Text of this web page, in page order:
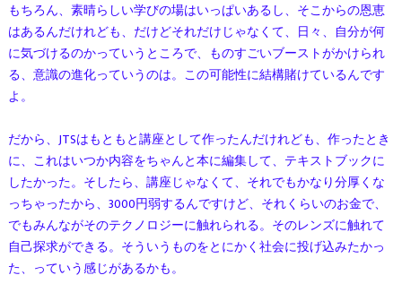
もちろん、素晴らしい学びの場はいっぱいあるし、そこからの恩恵
はあるんだけれども、だけどそれだけじゃなくて、日々、自分が何
に気づけるのかっていうところで、ものすごいブーストがかけられ
る、意識の進化っていうのは。この可能性に結構賭けているんです
よ。
だから、JTSはもともと講座として作ったんだけれども、作ったとき
に、これはいつか内容をちゃんと本に編集して、テキストブックに
したかった。そしたら、講座じゃなくて、それでもかなり分厚くな
っちゃったから、3000円弱するんですけど、それくらいのお金で、
でもみんながそのテクノロジーに触れられる。そのレンズに触れて
自己探求ができる。そういうものをとにかく社会に投げ込みたかっ
た、っていう感じがあるかも。